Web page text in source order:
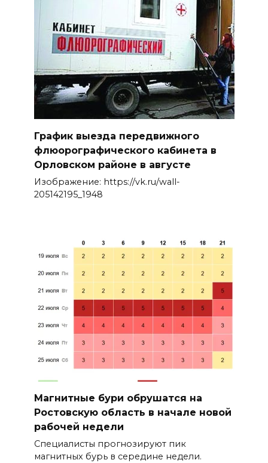
График выезда передвижного
флюорографического кабинета в
Орловском районе в августе
Изображение: https://vk.ru/wall-
205142195_1948
Магнитные бури обрушатся на
Ростовскую область в начале новой
рабочей недели
Специалисты прогнозируют пик
магнитных бурь в середине недели.